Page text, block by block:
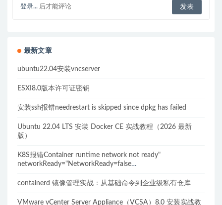
登录... 后才能评论
最新文章
ubuntu22.04安装vncserver
ESXI8.0版本许可证密钥
安装ssh报错needrestart is skipped since dpkg has failed
Ubuntu 22.04 LTS 安装 Docker CE 实战教程（2026 最新
版）
K8S报错Container runtime network not ready"
networkReady="NetworkReady=false
containerd 镜像管理实战：从基础命令到企业级私有仓库
VMware vCenter Server Appliance（VCSA）8.0 安装实战教